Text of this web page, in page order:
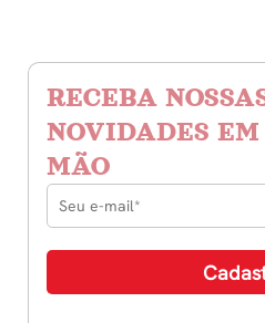
RECEBA
NOVIDADES
MÃO